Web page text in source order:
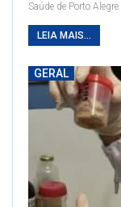
Saúde de Porto Alegre
LEIA MAIS...
GERAL